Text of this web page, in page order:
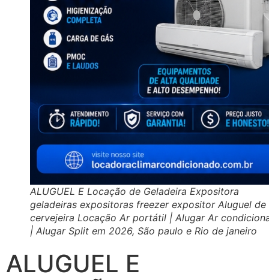
ALUGUEL E Locação de Geladeira Expositora
geladeiras expositoras freezer expositor Aluguel de
cervejeira Locação Ar portátil | Alugar Ar
| Alugar Split em 2026, São paulo e Rio de janeiro
ALUGUEL E